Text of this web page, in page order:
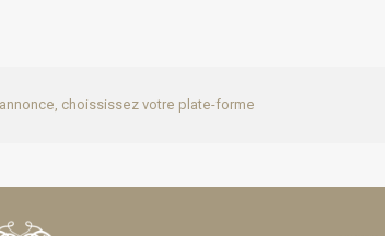
choississez votre plate-forme